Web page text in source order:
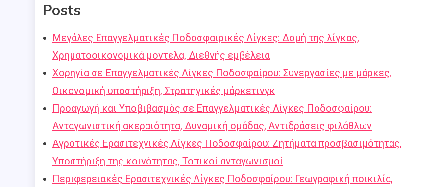
1 MIN READ
Posts
Μεγάλες Επαγγελματικές Ποδοσφαιρικές Λίγκες: Δομή της λίγκας,
Χρηματοοικονομικά μοντέλα, Διεθνής εμβέλεια
Χορηγία σε Επαγγελματικές Λίγκες Ποδοσφαίρου: Συνεργασίες με μάρκες,
Οικονομική υποστήριξη, Στρατηγικές μάρκετινγκ
Προαγωγή και Υποβιβασμός σε Επαγγελματικές Λίγκες Ποδοσφαίρου:
Ανταγωνιστική ακεραιότητα, Δυναμική ομάδας, Αντιδράσεις φιλάθλων
Αγροτικές Ερασιτεχνικές Λίγκες Ποδοσφαίρου: Ζητήματα προσβασιμότητας,
Υποστήριξη της κοινότητας, Τοπικοί ανταγωνισμοί
Περιφερειακές Ερασιτεχνικές Λίγκες Ποδοσφαίρου: Γεωγραφική ποικιλία,